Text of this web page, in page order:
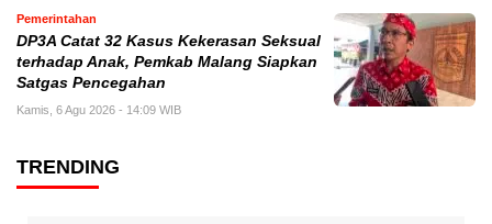
Pemerintahan
DP3A Catat 32 Kasus Kekerasan Seksual
terhadap Anak, Pemkab Malang Siapkan
Satgas Pencegahan
Kamis, 6 Agu 2026 - 14:09 WIB
TRENDING